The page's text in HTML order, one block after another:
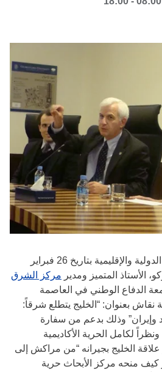
استضاف مركز الدراسات الدولية والإقليمية بتاريخ 26 فبراير
مركز الشرق
الدفاع الوطني في العاصمة
بعنوان: “الخليج يتطلع شرقاً:
وإيران” وذلك بدعم من سفارة
لكامل الحرية الأكاديمية
علاقة الخليج بجيرانه “من مراكش إلى
كيف منحه مركز الأبحاث حرية